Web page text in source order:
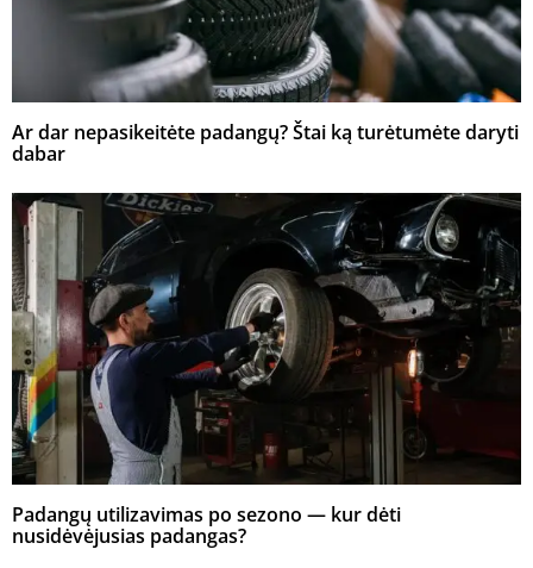
Ar dar nepasikeitėte padangų? Štai ką turėtumėte daryti
dabar
Padangų utilizavimas po sezono — kur dėti
nusidėvėjusias padangas?